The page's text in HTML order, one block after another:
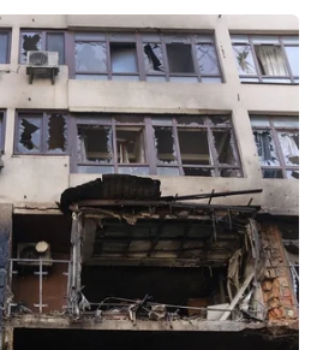
hữu nghị nhân dân